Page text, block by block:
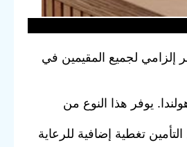
إلزامي لجميع المقيمين في
يوفر هذا النوع من
تغطية إضافية للرعاية